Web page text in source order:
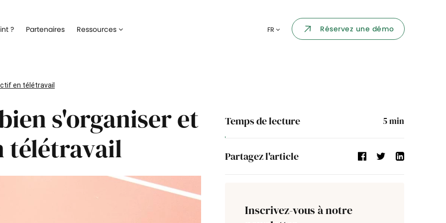
? Partenaires Ressources FR Réservez une démo
en télétravail
s'organiser et
télétravail
Temps de lecture 5min
Partagez l'article
Inscrivez-vous à notre
la gestion de votre processus de
Formation
meilleur suivi des parcours de
Digitalisez les demandes et le suivi des
collaborateur